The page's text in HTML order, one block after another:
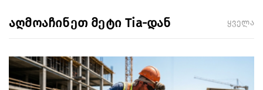
აღმოაჩინეთ მეტი Tia-დან ყველა